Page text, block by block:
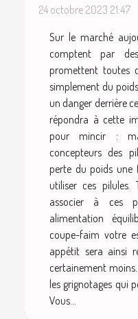
24 octobre 2023 21:47
Sur le marché
comptent par
promettent toutes
simplement du
un danger derrière
répondra à cette
pour mincir :
concepteurs des
perte du poids une
utiliser ces pilules.
associer à ces
alimentation
coupe-faim votre
appétit sera ainsi
certainement
les grignotages qui
Vous...